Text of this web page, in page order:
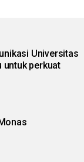
Universitas
untuk perkuat